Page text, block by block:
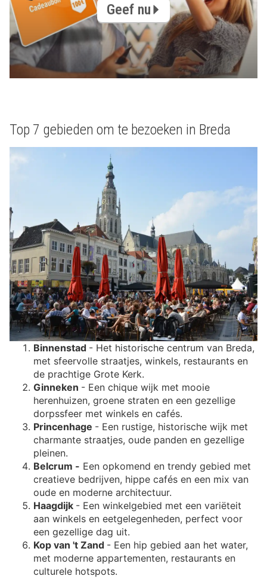
Geef nu
Top 7 gebieden om te bezoeken in Breda
Binnenstad - Het historische centrum van Breda,
met sfeervolle straatjes, winkels, restaurants en
de prachtige Grote Kerk.
Ginneken - Een chique wijk met mooie
herenhuizen, groene straten en een gezellige
dorpssfeer met winkels en cafés.
Princenhage - Een rustige, historische wijk met
charmante straatjes, oude panden en gezellige
pleinen.
Belcrum - Een opkomend en trendy gebied met
creatieve bedrijven, hippe cafés en een mix van
oude en moderne architectuur.
Haagdijk - Een winkelgebied met een variëteit
aan winkels en eetgelegenheden, perfect voor
een gezellige dag uit.
Kop van 't Zand - Een hip gebied aan het water,
met moderne appartementen, restaurants en
culturele hotspots.